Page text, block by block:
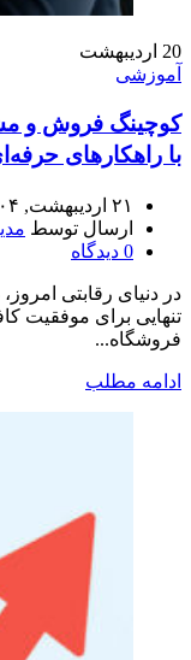
20 اردیبهشت
آموزشی
کوچینگ فروش و
با راهکارهای
۲۱ اردیبهشت, ۱۴۰۴
ارسال توسط
0 دیدگاه
در دنیای رقابتی
تنهایی برای موفقیت
فروشگاه‌...
ادامه مطلب